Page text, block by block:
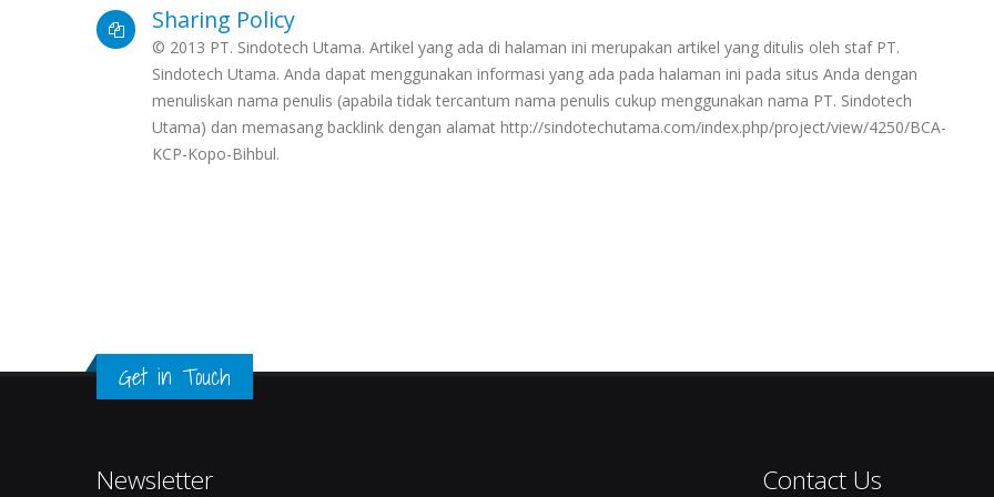
Sharing Policy
© 2013 PT. Sindotech Utama. Artikel yang ada di halaman ini merupakan artikel yang ditulis oleh staf PT.
Sindotech Utama. Anda dapat menggunakan informasi yang ada pada halaman ini pada situs Anda dengan
menuliskan nama penulis (apabila tidak tercantum nama penulis cukup menggunakan nama PT. Sindotech
Utama) dan memasang backlink dengan alamat http://sindotechutama.com/index.php/project/view/4250/BCA-
KCP-Kopo-Bihbul.
Get in Touch
Newsletter Contact Us